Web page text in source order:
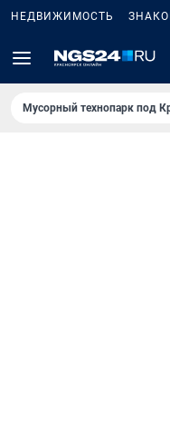
НЕДВИЖИМОСТЬ
Мусорный технопарк под